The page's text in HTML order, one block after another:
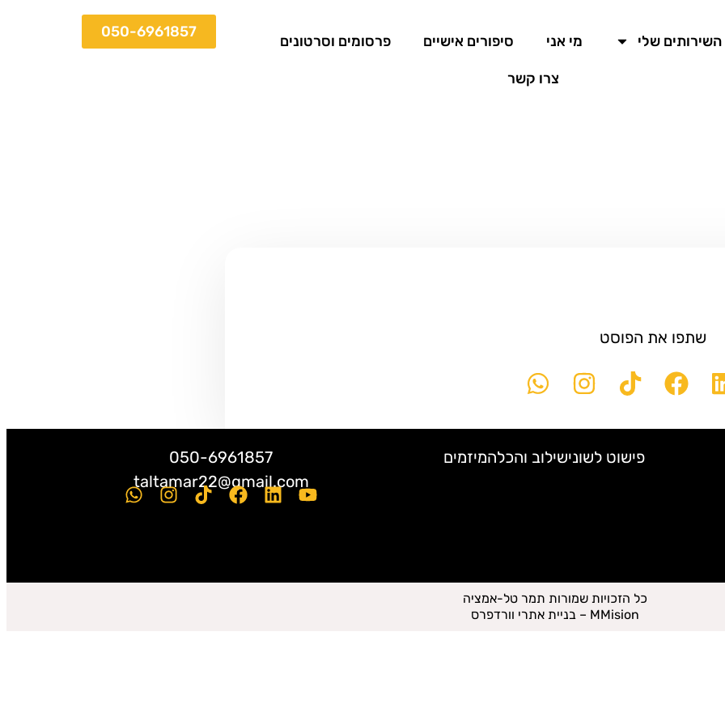
השירותים שלי מי אני סיפורים אישיים פרסומים וסרטונים
צרו קשר
050-6961857
שתפו את הפוסט
פישוט לשונישילוב והכלהמיזמים
050-6961857
taltamar22@gmail.com
כל הזכויות שמורות תמר טל-אמציה
MMision – בניית אתרי וורדפרס